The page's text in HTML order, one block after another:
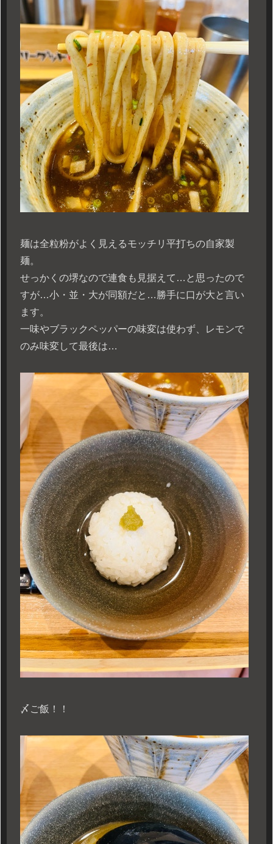
麺は全粒粉がよく見えるモッチリ平打ちの自家製
麺。
せっかくの堺なので連食も見据えて…と思ったので
すが…小・並・大が同額だと…勝手に口が大と言い
ます。
一味やブラックペッパーの味変は使わず、レモンで
のみ味変して最後は…
〆ご飯！！